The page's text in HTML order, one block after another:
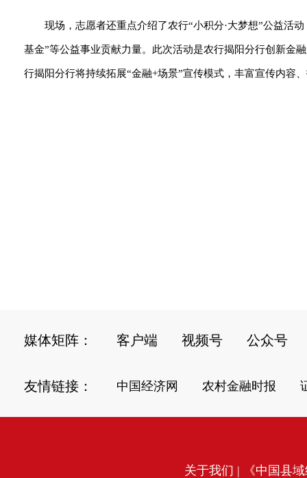
现场，志愿者还重点介绍了农行“小积分·大梦想”公益活
基金”等公益事业贡献力量。此次活动是农行揭阳分行创新金
行揭阳分行将持续拓展“金融+场景”宣传模式，丰富宣传内容
媒体矩阵： 客户端 视频号 公众号
友情链接： 中国经济网 农村金融时报
关于我们 | 《中国县